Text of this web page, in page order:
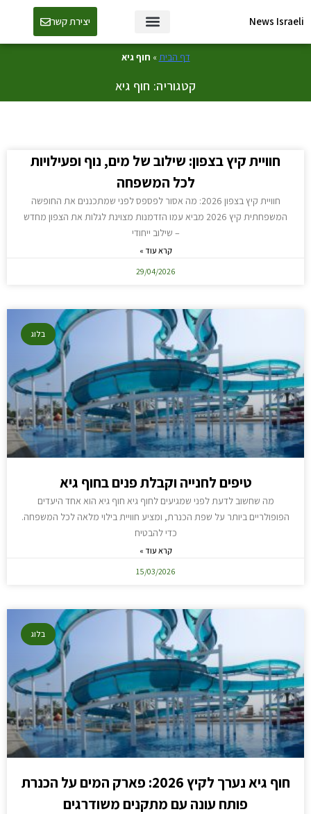
News Israeli יצירת קשר
דף הבית» חוף גיא
קטגוריה: חוף גיא
חוויית קיץ בצפון: שילוב של מים, נוף ופעילויות
לכל המשפחה
חוויית קיץ בצפון 2026: מה אסור לפספס לפני שמתכננים את החופשה
המשפחתית קיץ 2026 מביא עמו הזדמנות מצוינת לגלות את הצפון מחדש
– שילוב ייחודי
קרא עוד »
29/04/2026
בלוג
טיפים לחנייה וקבלת פנים בחוף גיא
מה שחשוב לדעת לפני שמגיעים לחוף גיא חוף גיא הוא אחד היעדים
הפופולריים ביותר על שפת הכנרת, ומציע חוויית בילוי מלאה לכל המשפחה.
כדי להבטיח
קרא עוד »
15/03/2026
בלוג
חוף גיא נערך לקיץ 2026: פארק המים על הכנרת
פותח עונה עם מתקנים משודרגים